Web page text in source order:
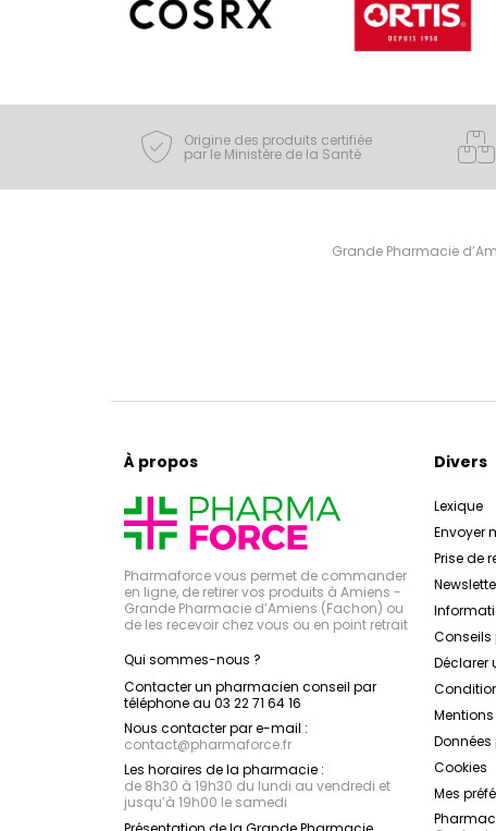
Origine des produits certifiée
par le Ministère de la Santé
Grande Pharmacie
À propos
Pharmaforce vous permet de commander
en ligne, de retirer vos produits à Amiens -
Grande Pharmacie d’Amiens (Fachon) ou
de les recevoir chez vous ou en point retrait
Qui sommes-nous ?
Contacter un pharmacien conseil par
téléphone au 03 22 71 64 16
Nous contacter par e-mail :
contact@pharmaforce.fr
Les horaires de la pharmacie :
de 8h30 à 19h30 du lundi au vendredi et
jusqu’à 19h00 le samedi
Divers
Lexique
Envoyer
Prise de
Conseils
Déclarer
Données
Cookies
Mes